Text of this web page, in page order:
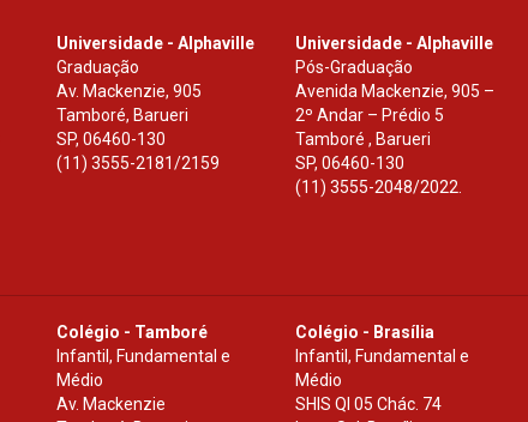
Universidade - Alphaville
Graduação
Av. Mackenzie, 905
Tamboré, Barueri
SP,06460-130
(11) 3555-2181/2159
Universidade - Alphaville
Pós-Graduação
Avenida Mackenzie, 905 –
2º Andar – Prédio 5
Tamboré , Barueri
SP, 06460-130
(11) 3555-2048/2022.
Colégio - Tamboré
Infantil, Fundamental e
Médio
Av. Mackenzie
Colégio - Brasília
Infantil, Fundamental e
Médio
SHIS Ql 05 Chác. 74